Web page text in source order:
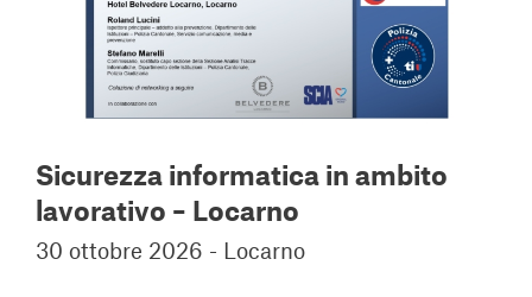
Sicurezza informatica in ambito
lavorativo – Locarno
30 ottobre 2026 - Locarno